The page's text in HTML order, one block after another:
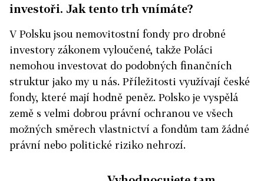
investoři. Jak tento trh vnímáte?
V Polsku jsou nemovitostní fondy pro drobné
investory zákonem vyloučené, takže Poláci
nemohou investovat do podobných finančních
struktur jako my u nás. Příležitosti využívají české
fondy, které mají hodně peněz. Polsko je vyspělá
země s velmi dobrou právní ochranou ve všech
možných směrech vlastnictví a fondům tam žádné
právní nebo politické riziko nehrozí.